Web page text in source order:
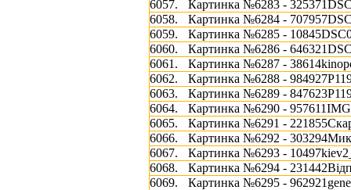
6057.
Картинка №6283 -
6058.
Картинка №6284 -
6059.
Картинка №6285 -
6060.
Картинка №6286 -
6061.
Картинка №6287 -
6062.
Картинка №6288 -
6063.
Картинка №6289 -
6064.
Картинка №6290 -
6065.
Картинка №6291 -
6066.
Картинка №6292 -
6067.
Картинка №6293 -
6068.
Картинка №6294 -
6069.
Картинка №6295 -